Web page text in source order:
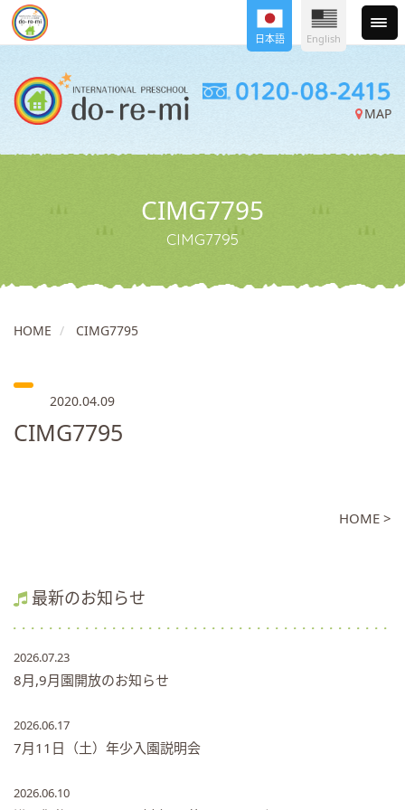
MAP
日本語 English
CIMG7795
CIMG7795
HOME CIMG7795
2020.04.09
CIMG7795
HOME >
最新のお知らせ
2026.07.23
8月,9月園開放のお知らせ
2026.06.17
7月11日（土）年少入園説明会
2026.06.10